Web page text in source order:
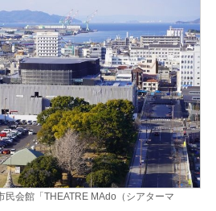
民会館「THEATRE MAdo（シアターマ